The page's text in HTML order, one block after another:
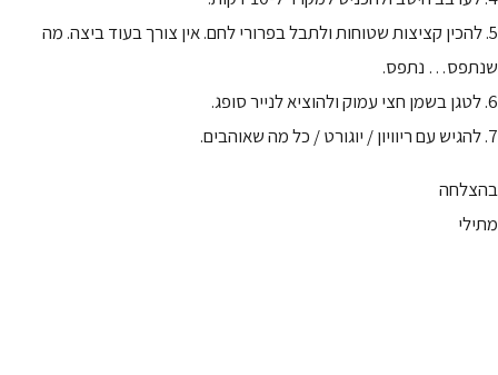
5. להכין קציצות שטוחות ולתבל בפרורי לחם. אין צורך בעוד ביצה. מה
שנתפס… נתפס.
6. לטגן בשמן חצי עמוק ולהוציא לנייר סופג.
7. להגיש עם ריוויון / יוגורט / כל מה שאוהבים.
בהצלחה
מתילי